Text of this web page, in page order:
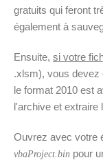
gratuits qui feront
également à
Ensuite, si votre
.xlsm), vous devez
le format 2010 est
l'archive et extraire
Ouvrez avec votre
vbaProject.bin pour